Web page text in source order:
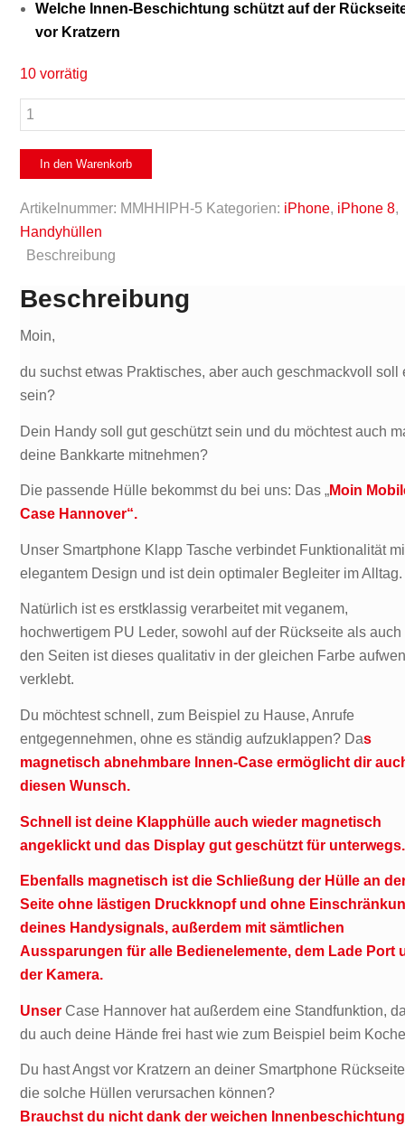
Welche Innen-Beschichtung schützt auf der
vor Kratzern
10 vorrätig
Handyhülle
iPhone
-
Hannover
2in1
Menge
In den Warenkorb
Artikelnummer: MMHHIPH-5 Kategorien: iPhone, iPhone 8,
Handyhüllen
Beschreibung
Beschreibung
Moin,
du suchst etwas Praktisches, aber auch geschmackvoll soll
sein?
Dein Handy soll gut geschützt sein und du möchtest auch
deine Bankkarte mitnehmen?
Die passende Hülle bekommst du bei uns: Das „Moin
Case Hannover“.
Unser Smartphone Klapp Tasche verbindet Funktionalität
elegantem Design und ist dein optimaler Begleiter im Alltag.
Natürlich ist es erstklassig verarbeitet mit veganem,
hochwertigem PU Leder, sowohl auf der Rückseite als auch
den Seiten ist dieses qualitativ in der gleichen Farbe
verklebt.
Du möchtest schnell, zum Beispiel zu Hause, Anrufe
entgegennehmen, ohne es ständig aufzuklappen? Das
magnetisch abnehmbare lnnen-Case ermöglicht dir
diesen Wunsch.
Schnell ist deine Klapphülle auch wieder magnetisch
angeklickt und das Display gut geschützt für unterwegs.
Ebenfalls magnetisch ist die Schließung der Hülle an
Seite ohne lästigen Druckknopf und ohne
deines Handysignals, außerdem mit sämtlichen
Aussparungen für alle Bedienelemente, dem Lade Port
der Kamera.
UnserCase Hannover hat außerdem eine Standfunktion,
du auch deine Hände frei hast wie zum Beispiel beim
Du hast Angst vor Kratzern an deiner Smartphone
die solche Hüllen verursachen können?
Brauchst du nicht dank der weichen